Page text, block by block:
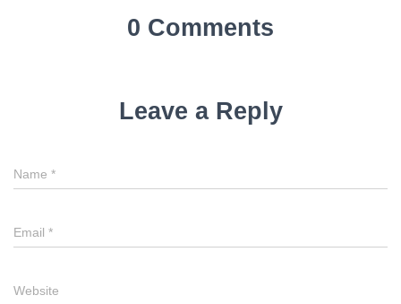
0 Comments
Leave a Reply
Name *
Email *
Website